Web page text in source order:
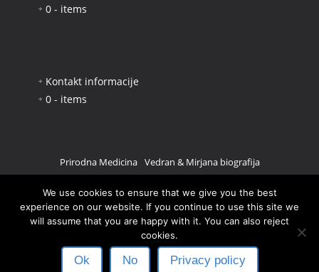
0 - items
Kontakt informacije
0 - items
Prirodna Medicina Vedran & Mirjana biografija
Problemi Jetre Urinarne infekcije
Pratite nas na Facebooku 0 - items
Copyright text 2017 by Biljna Apoteka Dr
Hasanagić
We use cookies to ensure that we give you the best
experience on our website. If you continue to use this site we
will assume that you are happy with it. You can also reject
cookies.
Ok No Privacy policy